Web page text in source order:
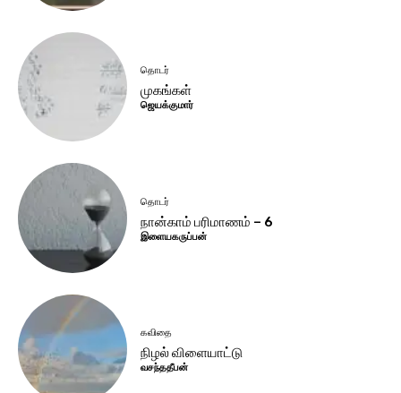
தொடர்
முகங்கள்
ஜெயக்குமார்
தொடர்
நான்காம் பரிமாணம் – 6
இளையகருப்பன்
கவிதை
நிழல் விளையாட்டு
வசந்ததீபன்